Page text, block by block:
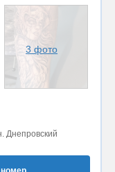
3 фото
Днепровский